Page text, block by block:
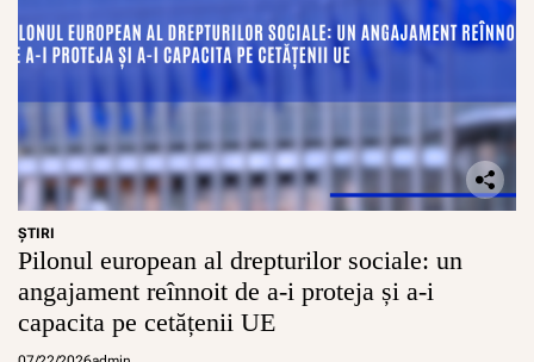
ŞTIRI
Pilonul european al drepturilor sociale: un
angajament reînnoit de a-i proteja și a-i
capacita pe cetățenii UE